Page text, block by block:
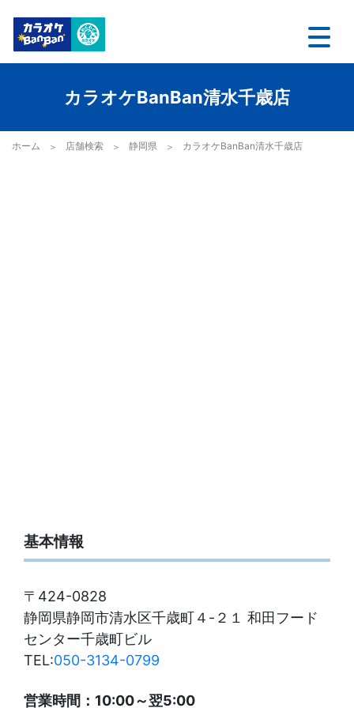
カラオケBanBan清水千歳店
ホーム 店舗検索 静岡県 カラオケBanBan清水千歳店
基本情報
〒424-0828
静岡県静岡市清水区千歳町４-２１ 和田フード
センター千歳町ビル
TEL:050-3134-0799
営業時間：10:00～翌5:00